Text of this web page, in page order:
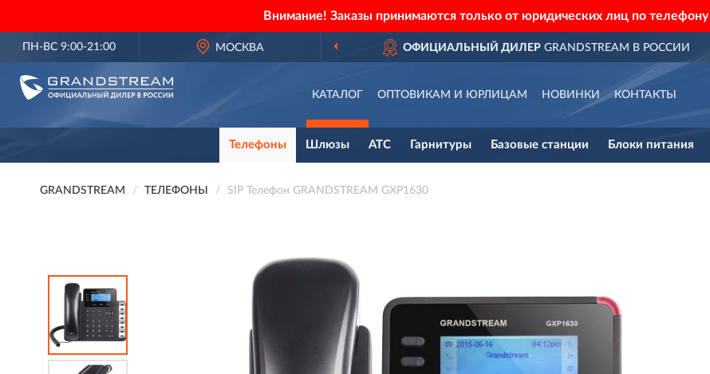
Внимание! Заказы принимаются только от юридических лиц по телефону
ПН-ВС 9:00-21:00 МОСКВА ОФИЦИАЛЬНЫЙ ДИЛЕРGRANDSTREAM В РОССИИ
КАТАЛОГ ОПТОВИКАМ И ЮРЛИЦАМ НОВИНКИ КОНТАКТЫ
Телефоны Шлюзы АТС Гарнитуры Базовые станции Блоки питания
GRANDSTREAM ТЕЛЕФОНЫ SIP Телефон GRANDSTREAM GXP1630